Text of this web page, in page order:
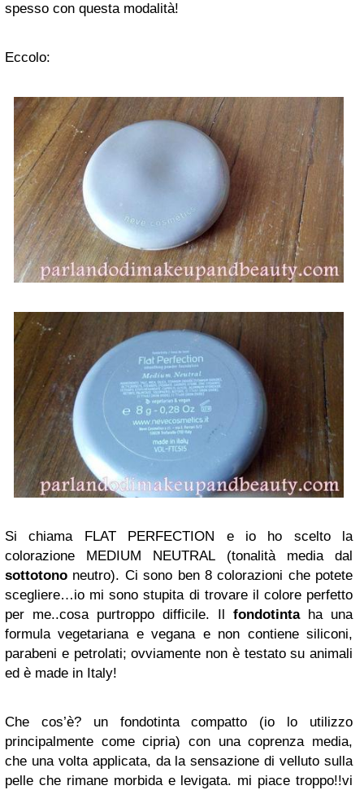
spesso con questa modalità!
Eccolo:
Si chiama FLAT PERFECTION e io ho scelto la
colorazione MEDIUM NEUTRAL (tonalità media dal
sottotono neutro). Ci sono ben 8 colorazioni che potete
scegliere…io mi sono stupita di trovare il colore perfetto
per me..cosa purtroppo difficile. Il fondotintaha una
formula vegetariana e vegana e non contiene siliconi,
parabeni e petrolati; ovviamente non è testato su animali
ed è made in Italy!
Che cos’è? un fondotinta compatto (io lo utilizzo
principalmente come cipria) con una coprenza media,
che una volta applicata, da la sensazione di velluto sulla
pelle che rimane morbida e levigata. mi piace troppo!!vi